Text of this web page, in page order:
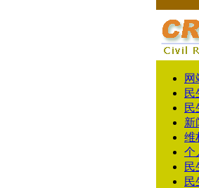
网
民
民
新
维
个
民
民